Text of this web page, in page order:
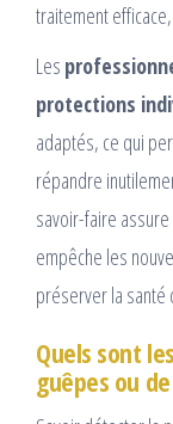
traitement
Les
protections
adaptés, ce qui
répandre
savoir-faire assure
empêche les
préserver la santé
Quels sont
guêpes ou